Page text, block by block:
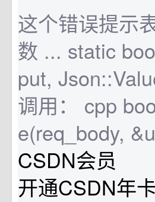
这个错误提示
数 ... static
put,
调用： cpp
e(req_body,
CSDN会员
开通CSDN年